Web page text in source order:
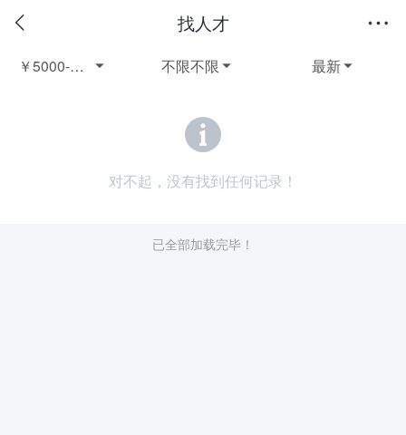
找人才

￥5000-60003年以上不限 
不限不限 
最新
对不起，没有找到任何记录！
已全部加载完毕！